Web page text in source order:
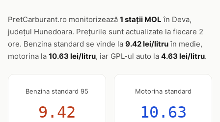
PretCarburant.ro monitorizează 1 stații MOL în Deva,
județul Hunedoara. Prețurile sunt actualizate la fiecare 2
ore. Benzina standard se vinde la 9.42 lei/litruîn medie,
motorina la 10.63 lei/litru, iar GPL-ul auto la 4.63 lei/litru.
Benzina standard 95
9.42
Motorina standard
10.63